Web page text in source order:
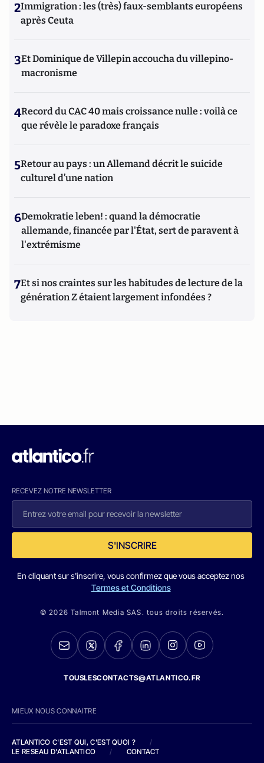
2Immigration : les (très) faux-semblants européens
après Ceuta
3Et Dominique de Villepin accoucha du villepino-
macronisme
4Record du CAC 40 mais croissance nulle : voilà ce
que révèle le paradoxe français
5Retour au pays : un Allemand décrit le suicide
culturel d’une nation
6Demokratie leben! : quand la démocratie
allemande, financée par l'État, sert de paravent à
l'extrémisme
7Et si nos craintes sur les habitudes de lecture de la
génération Z étaient largement infondées ?
RECEVEZ NOTRE NEWSLETTER
S'INSCRIRE
En cliquant sur s'inscrire, vous confirmez que vous acceptez nos
Termes et Conditions
© 2026 Talmont Media SAS. tous droits réservés.
TOUSLESCONTACTS@ATLANTICO.FR
MIEUX NOUS CONNAITRE
ATLANTICO C'EST QUI, C'EST QUOI ?
/
LE RESEAU D'ATLANTICO
/ CONTACT